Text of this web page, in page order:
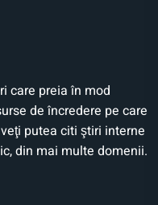
care preia în mod
de încredere pe care
putea citi ştiri interne
din mai multe domenii.